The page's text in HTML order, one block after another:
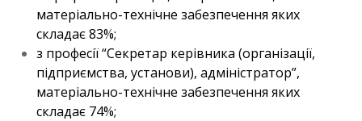
матеріально-технічне забезпечення яких
складає 83%;
з професії “Секретар керівника (організації,
підприємства, установи), адміністратор”,
матеріально-технічне забезпечення яких
складає 74%;